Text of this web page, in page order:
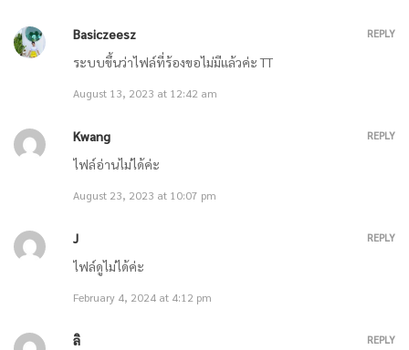
ตอนที่ 784 ส่งตัวผู้จัดการหวงไปกักตัว / ตอนที่ 785 รับมือกับคนที่เลี่ยงไม่
ตอนที่ 782 ฉลาดเกินไปแล้ว / ตอนที่ 783 ไข้หวัดใหญ่ระบาด
March 2, 2021
ตอนที่ 780 ทำให้มือของฉันแปดเปื้อน / ตอนที่ 781 เรื่องของฉัน
ตอนที่ 778 ความซื่อสัตย์อย่างแท้จริง / ตอนที่ 779 ฆ่าพวกเขา
Basiczeesz
ระบบขึ้นว่าไฟล์ที่ร้องขอไม่มีแล้วค่ะ TT
August 13, 2023 at 12:42 am
REPLY
Kwang
ไฟล์อ่านไม่ได้ค่ะ
August 23, 2023 at 10:07 pm
REPLY
J
ไฟล์ดูไม่ได้ค่ะ
February 4, 2024 at 4:12 pm
REPLY
ลิ
REPLY